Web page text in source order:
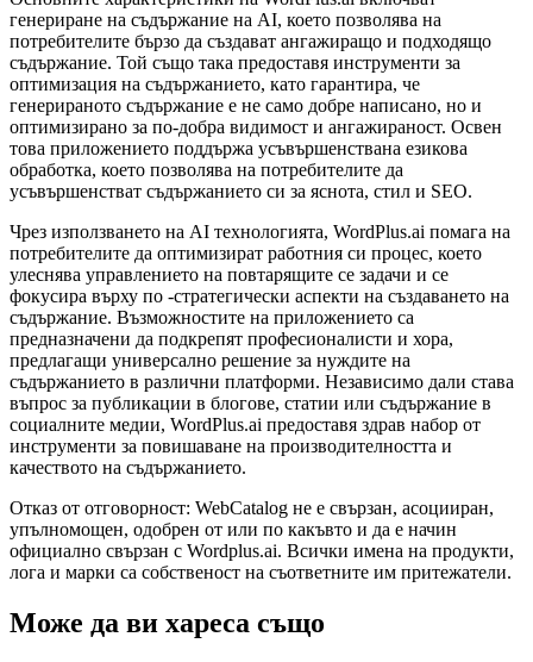
генериране на съдържание на AI, което позволява на
потребителите бързо да създават ангажиращо и подходящо
съдържание. Той също така предоставя инструменти за
оптимизация на съдържанието, като гарантира, че
генерираното съдържание е не само добре написано, но и
оптимизирано за по-добра видимост и ангажираност. Освен
това приложението поддържа усъвършенствана езикова
обработка, което позволява на потребителите да
усъвършенстват съдържанието си за яснота, стил и SEO.
Чрез използването на AI технологията, WordPlus.ai помага на
потребителите да оптимизират работния си процес, което
улеснява управлението на повтарящите се задачи и се
фокусира върху по -стратегически аспекти на създаването на
съдържание. Възможностите на приложението са
предназначени да подкрепят професионалисти и хора,
предлагащи универсално решение за нуждите на
съдържанието в различни платформи. Независимо дали става
въпрос за публикации в блогове, статии или съдържание в
социалните медии, WordPlus.ai предоставя здрав набор от
инструменти за повишаване на производителността и
качеството на съдържанието.
Отказ от отговорност: WebCatalog не е свързан, асоцииран,
упълномощен, одобрен от или по какъвто и да е начин
официално свързан с Wordplus.ai. Всички имена на продукти,
лога и марки са собственост на съответните им притежатели.
Може да ви хареса също